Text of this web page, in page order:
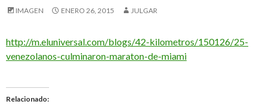
IMAGEN ENERO 26, 2015 JULGAR
http://m.eluniversal.com/blogs/42-kilometros/150126/25-
venezolanos-culminaron-maraton-de-miami
Relacionado